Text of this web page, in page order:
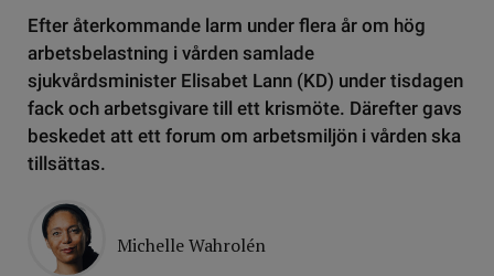
Efter återkommande larm under flera år om hög
arbetsbelastning i vården samlade
sjukvårdsminister Elisabet Lann (KD) under tisdagen
fack och arbetsgivare till ett krismöte. Därefter gavs
beskedet att ett forum om arbetsmiljön i vården ska
tillsättas.
Michelle Wahrolén